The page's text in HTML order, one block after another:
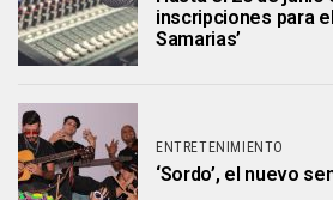
inscripciones para
Samarias’
ENTRETENIMIENTO
‘Sordo’, el nuevo